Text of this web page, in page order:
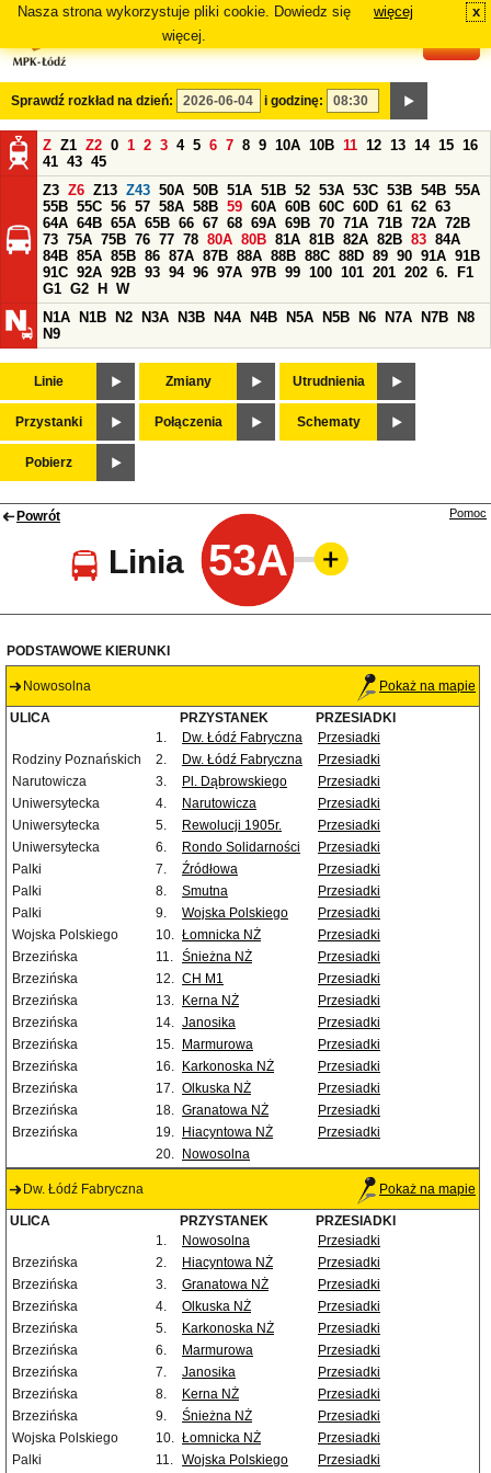
Nasza strona wykorzystuje pliki cookie. Dowiedz się
więcej.
więcej x
Sprawdź rozkład na dzień: i godzinę:
Z Z1 Z2 0 1 2 3 4 5 6 7 8 9 10A 10B 11 12 13 14 15 16
41 43 45
Z3 Z6 Z13 Z43 50A 50B 51A 51B 52 53A 53C 53B 54B 55A
55B 55C 56 57 58A 58B 59 60A 60B 60C 60D 61 62 63
64A 64B 65A 65B 66 67 68 69A 69B 70 71A 71B 72A 72B
73 75A 75B 76 77 78 80A 80B 81A 81B 82A 82B 83 84A
84B 85A 85B 86 87A 87B 88A 88B 88C 88D 89 90 91A 91B
91C 92A 92B 93 94 96 97A 97B 99 100 101 201 202 6.
F1
G1 G2 H
W
N1A
N1B N2 N3A N3B N4A N4B N5A N5B N6 N7A N7B
N8
N9
Linie Zmiany Utrudnienia
Przystanki Połączenia Schematy
Pobierz
Powrót
Linia 53A
Pomoc
PODSTAWOWE KIERUNKI
Nowosolna Pokaż na mapie
ULICA PRZYSTANEK
PRZESIADKI
1.
Dw. Łódź Fabryczna
Przesiadki
Rodziny Poznańskich
2. Dw. Łódź Fabryczna
Przesiadki
Narutowicza
3. Pl. Dąbrowskiego
Przesiadki
Uniwersytecka
4. Narutowicza
Przesiadki
Uniwersytecka
5. Rewolucji 1905r.
Przesiadki
Uniwersytecka
6. Rondo Solidarności
Przesiadki
Palki
7. Źródłowa
Przesiadki
Palki
8. Smutna
Przesiadki
Palki
9. Wojska Polskiego
Przesiadki
Wojska Polskiego
10. Łomnicka NŻ
Przesiadki
Brzezińska
11. Śnieżna NŻ
Przesiadki
Brzezińska
12. CH M1
Przesiadki
Brzezińska
13. Kerna NŻ
Przesiadki
Brzezińska
14. Janosika
Przesiadki
Brzezińska
15. Marmurowa
Przesiadki
Brzezińska
16. Karkonoska NŻ
Przesiadki
Brzezińska
17. Olkuska NŻ
Przesiadki
Brzezińska
18. Granatowa NŻ
Przesiadki
Brzezińska
19. Hiacyntowa NŻ
Przesiadki
20.
Nowosolna
Dw. Łódź Fabryczna Pokaż na mapie
ULICA PRZYSTANEK
PRZESIADKI
1.
Nowosolna
Przesiadki
Brzezińska
2. Hiacyntowa NŻ
Przesiadki
Brzezińska
3. Granatowa NŻ
Przesiadki
Brzezińska
4. Olkuska NŻ
Przesiadki
Brzezińska
5. Karkonoska NŻ
Przesiadki
Brzezińska
6. Marmurowa
Przesiadki
Brzezińska
7. Janosika
Przesiadki
Brzezińska
8. Kerna NŻ
Przesiadki
Brzezińska
9. Śnieżna NŻ
Przesiadki
Wojska Polskiego
10. Łomnicka NŻ
Przesiadki
Palki
11. Wojska Polskiego Przesiadki